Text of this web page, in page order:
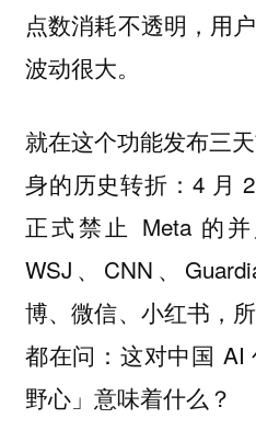
点数消耗不透明，用
波动很大。
就在这个功能发布三
身的历史转折：4 月
正式禁止 Meta 的并
WSJ、CNN、
博、微信、小红书，
都在问：这对中国 AI
野心」意味着什么？